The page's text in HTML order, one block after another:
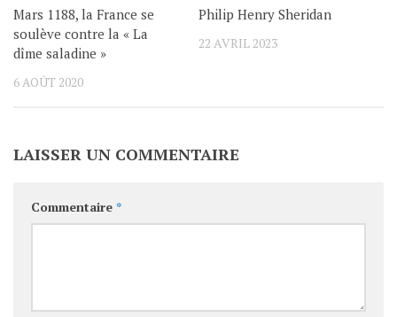
Mars 1188, la France se
soulève contre la « La
dîme saladine »
6 AOÛT 2020
Philip Henry Sheridan
22 AVRIL 2023
LAISSER UN COMMENTAIRE
Commentaire *